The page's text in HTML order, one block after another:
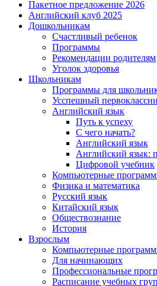
Пакетное предложение 2026
Английский клуб 2025
Дошкольникам
Счастливый ребенок
Программы
Рекомендации родителям
Уголок здоровья
Школьникам
Программы для
Усспешный
Английский язык
Путь к успеху
С чего начать?
Английский язык
Английский язык:
Цифровой учебник
Компьютерные
Физика и математика
Русский язык
Китайский язык
Обществознание
История
Взрослым
Компьютерные
Для начинающих
Профессиональные
Расписание учебных